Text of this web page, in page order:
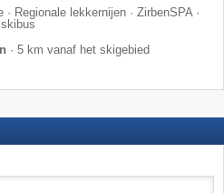
· Regionale lekkernijen · ZirbenSPA ·
· 5 km vanaf het skigebied